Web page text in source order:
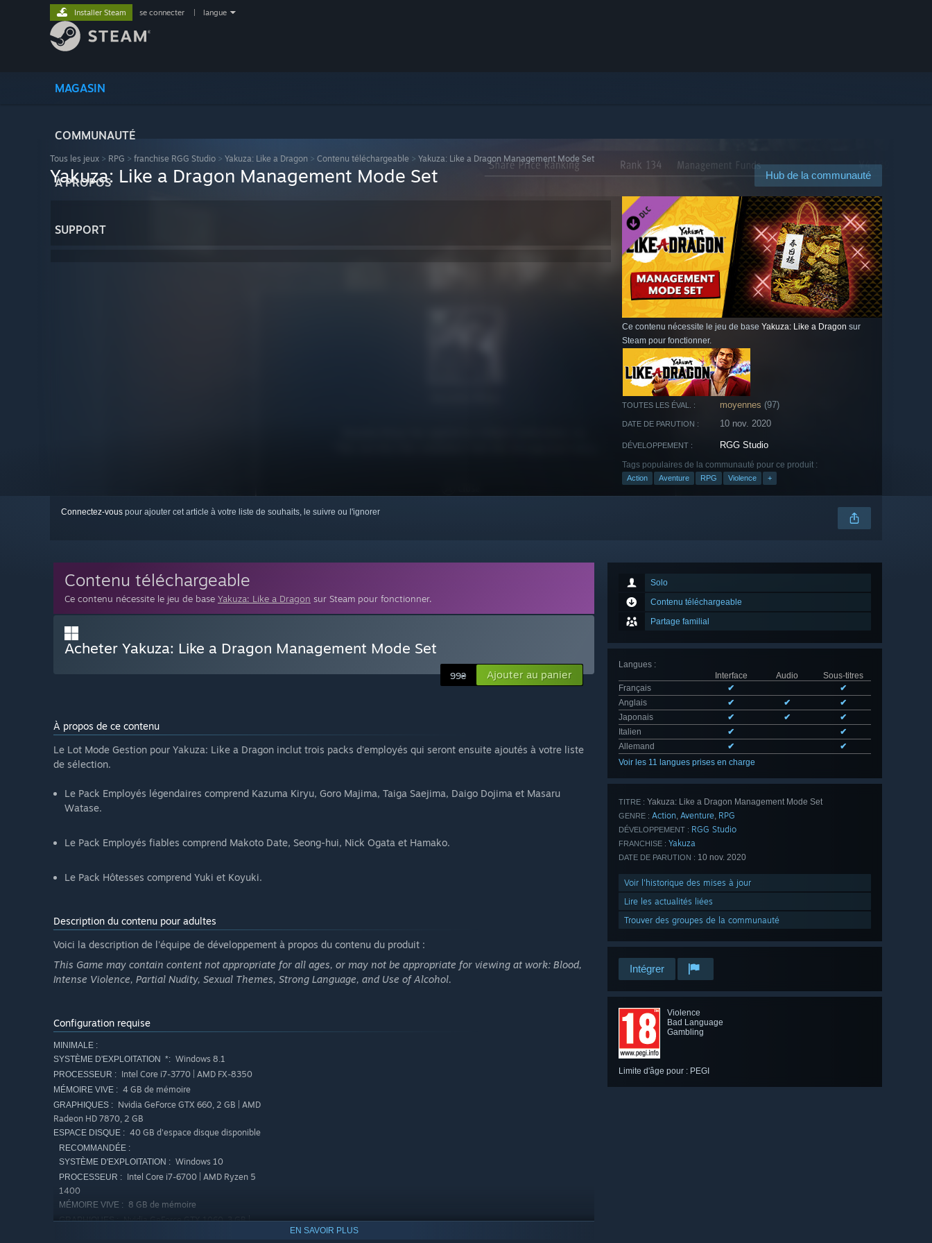
MAGASIN
COMMUNAUTÉ
À PROPOS
SUPPORT
Installer Steam se connecter langue
Tous les jeux > RPG > franchise RGG Studio > Yakuza: Like a Dragon > Contenu téléchargeable > Yakuza: Like a Dragon Management Mode Set
Hub de la communauté
Yakuza: Like a Dragon Management Mode Set
Ce contenu nécessite le jeu de base Yakuza: Like a Dragon sur
Steam pour fonctionner.
TOUTES LES ÉVAL. : moyennes (97)
DATE DE PARUTION : 10 nov. 2020
DÉVELOPPEMENT : RGG Studio
Tags populaires de la communauté pour ce produit :
Action Aventure RPG Violence +
Connectez-vous pour ajouter cet article à votre liste de souhaits, le suivre ou l'ignorer
Solo
Contenu téléchargeable
Partage familial
Langues :
Interface
Audio
Sous-titres
Français
✔
✔
Anglais
✔ ✔
✔
Japonais
✔ ✔
✔
Italien
✔
✔
Allemand
✔
✔
Voir les 11 langues prises en charge
TITRE : Yakuza: Like a Dragon Management Mode Set
GENRE : Action, Aventure, RPG
DÉVELOPPEMENT : RGG Studio
FRANCHISE : Yakuza
DATE DE PARUTION : 10 nov. 2020
Voir l'historique des mises à jour
Lire les actualités liées
Trouver des groupes de la communauté
Intégrer
Violence
Bad Language
Gambling
Limite d'âge pour : PEGI
Contenu téléchargeable
Ce contenu nécessite le jeu de base Yakuza: Like a Dragon sur Steam pour fonctionner.
Acheter Yakuza: Like a Dragon Management Mode Set
99₴ Ajouter au panier
À propos de ce contenu
Le Lot Mode Gestion pour Yakuza: Like a Dragon inclut trois packs d'employés qui seront ensuite ajoutés à votre liste
de sélection.
Le Pack Employés légendaires comprend Kazuma Kiryu, Goro Majima, Taiga Saejima, Daigo Dojima et Masaru
Watase.
Le Pack Employés fiables comprend Makoto Date, Seong-hui, Nick Ogata et Hamako.
Le Pack Hôtesses comprend Yuki et Koyuki.
Description du contenu pour adultes
Voici la description de l'équipe de développement à propos du contenu du produit :
This Game may contain content not appropriate for all ages, or may not be appropriate for viewing at work: Blood,
Intense Violence, Partial Nudity, Sexual Themes, Strong Language, and Use of Alcohol.
Configuration requise
MINIMALE :
SYSTÈME D'EXPLOITATION *: Windows 8.1
PROCESSEUR : Intel Core i7-3770 | AMD FX-8350
MÉMOIRE VIVE : 4 GB de mémoire
GRAPHIQUES : Nvidia GeForce GTX 660, 2 GB | AMD
Radeon HD 7870, 2 GB
ESPACE DISQUE : 40 GB d'espace disque disponible
RECOMMANDÉE :
SYSTÈME D'EXPLOITATION : Windows 10
PROCESSEUR : Intel Core i7-6700 | AMD Ryzen 5
1400
MÉMOIRE VIVE : 8 GB de mémoire
GRAPHIQUES : Nvidia GeForce GTX 1060, 3 GB |
EN SAVOIR PLUS